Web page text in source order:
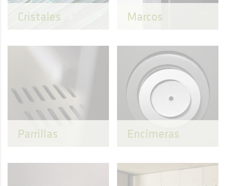
Cristales Marcos
Parrillas Encimeras